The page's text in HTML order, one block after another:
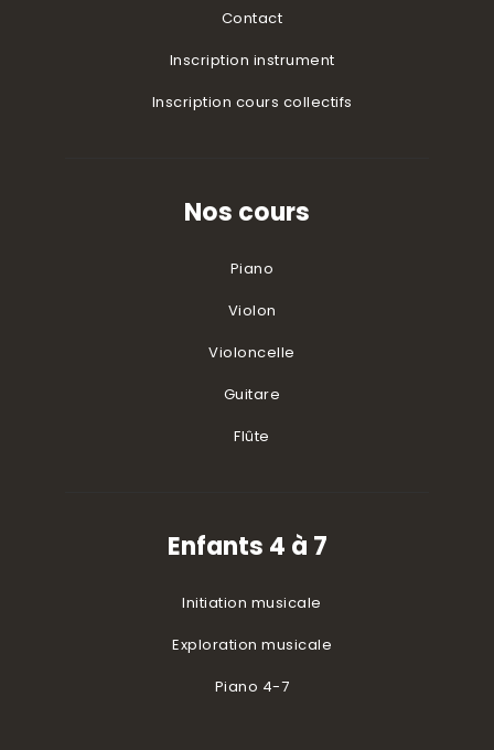
Contact
Inscription instrument
Inscription cours collectifs
Nos cours
Piano
Violon
Violoncelle
Guitare
Flûte
Enfants 4 à 7
Initiation musicale
Exploration musicale
Piano 4-7